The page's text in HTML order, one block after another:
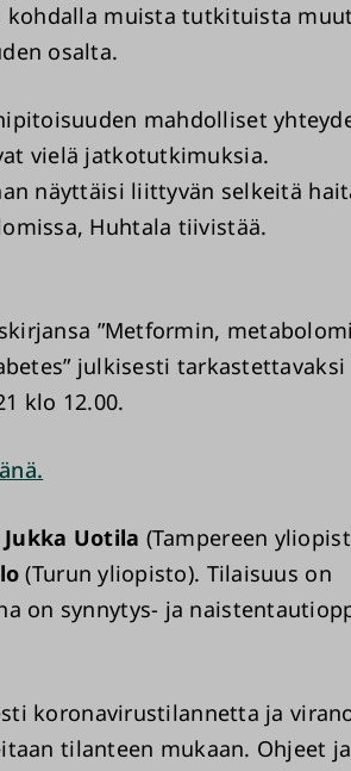
kohdalla muista tutkituista
osalta.
mahdolliset
vielä jatkotutkimuksia.
näyttäisi liittyvän selkeitä
Huhtala tiivistää.
”Metformin,
julkisesti tarkastettavaksi
klo 12.00.
Jukka Uotila (Tampereen
(Turun yliopisto). Tilaisuus on
on synnytys- ja
koronavirustilannetta ja
tilanteen mukaan. Ohjeet